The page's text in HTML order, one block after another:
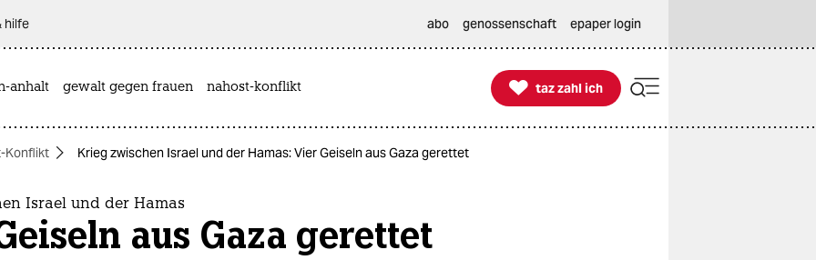
hilfe abo genossenschaft epaper login
anhalt gewalt gegen frauen nahost-konflikt 
taz zahl ich
taz zahl ich
Konflikt Krieg zwischen Israel und der Hamas: Vier Geiseln aus Gaza gerettet
Israel und der Hamas
aus Gaza gerettet